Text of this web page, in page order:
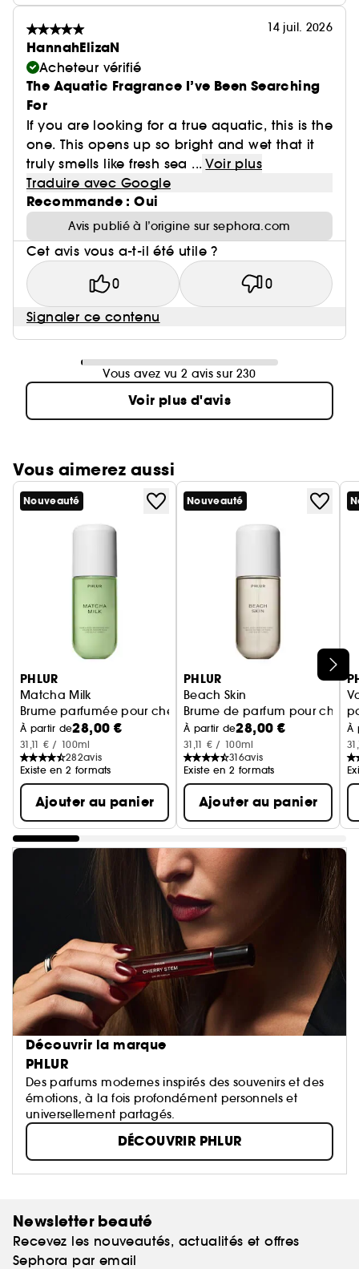
14 juil. 2026
HannahElizaN
Acheteur vérifié
The Aquatic Fragrance I’ve Been Searching
For
If you are looking for a true aquatic, this is the
one. This opens up so bright and wet that it
truly smells like fresh sea ... Voir plus
Traduire avec Google
Recommande : Oui
Avis publié à l’origine sur sephora.com
Cet avis vous a-t-il été utile ?
0 0
Signaler ce contenu
Vous avez vu 2 avis sur 230
Voir plus d'avis
Vous aimerez aussi
Ignorer le carrousel produits
Nouveauté
PHLUR
Matcha Milk
Brume parfumée pour cheveux et corps
À partir de28,00 €
31,11 € / 100ml
282avis
Existe en 2 formats
Ajouter au panier
Nouveauté
PHLUR
Beach Skin
Brume de parfum pour
À partir de28,00 €
31,11 € / 100ml
316avis
Existe en 2 formats
Ajouter au panier
À
Découvrir la marque
PHLUR
Des parfums modernes inspirés des souvenirs et des
émotions, à la fois profondément personnels et
universellement partagés.
DÉCOUVRIR PHLUR
Newsletter beauté
Recevez les nouveautés, actualités et offres
Sephora par email